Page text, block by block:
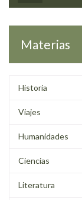
Materias
Historia
Viajes
Humanidades
Ciencias
Literatura